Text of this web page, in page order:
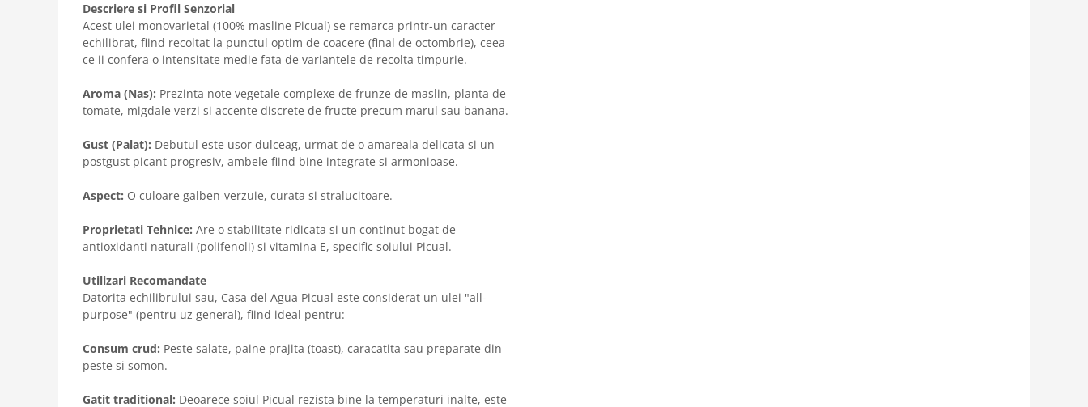
Descriere si Profil Senzorial
Acest ulei monovarietal (100% masline Picual) se remarca printr-un caracter
echilibrat, fiind recoltat la punctul optim de coacere (final de octombrie), ceea
ce ii confera o intensitate medie fata de variantele de recolta timpurie.
Aroma (Nas): Prezinta note vegetale complexe de frunze de maslin, planta de
tomate, migdale verzi si accente discrete de fructe precum marul sau banana.
Gust (Palat): Debutul este usor dulceag, urmat de o amareala delicata si un
postgust picant progresiv, ambele fiind bine integrate si armonioase.
Aspect: O culoare galben-verzuie, curata si stralucitoare.
Proprietati Tehnice: Are o stabilitate ridicata si un continut bogat de
antioxidanti naturali (polifenoli) si vitamina E, specific soiului Picual.
Utilizari Recomandate
Datorita echilibrului sau, Casa del Agua Picual este considerat un ulei "all-
purpose" (pentru uz general), fiind ideal pentru:
Consum crud: Peste salate, paine prajita (toast), caracatita sau preparate din
peste si somon.
Gatit traditional: Deoarece soiul Picual rezista bine la temperaturi inalte, este